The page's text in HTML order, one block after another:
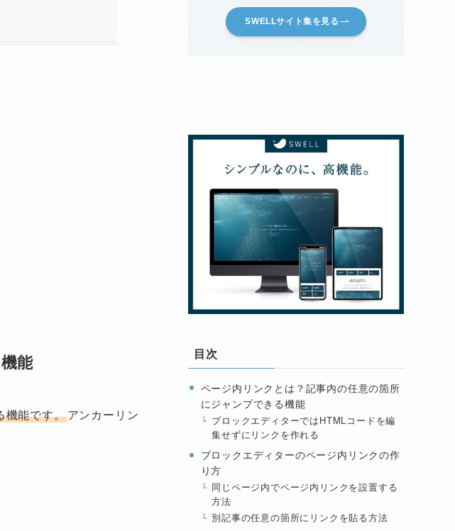
能
機能です。アンカーリン
SWELLサイト集を見る
目次
ページ内リンクとは？記事内の任意の箇所
にジャンプできる機能
ブロックエディターではHTMLコードを編
集せずにリンクを作れる
ブロックエディターのページ内リンクの作
り方
同じページ内でページ内リンクを設置する
方法
別記事の任意の箇所にリンクを貼る方法